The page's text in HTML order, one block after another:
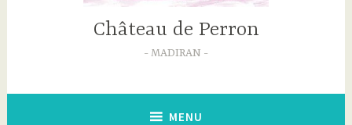
Château de Perron
MADIRAN
MENU